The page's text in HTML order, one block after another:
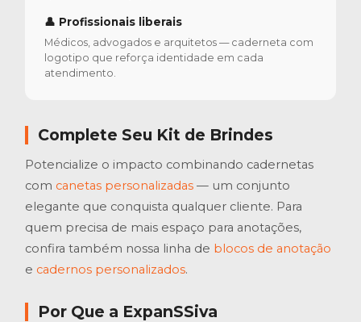
👤 Profissionais liberais
Médicos, advogados e arquitetos — caderneta com
logotipo que reforça identidade em cada
atendimento.
Complete Seu Kit de Brindes
Potencialize o impacto combinando cadernetas
com canetas personalizadas — um conjunto
elegante que conquista qualquer cliente. Para
quem precisa de mais espaço para anotações,
confira também nossa linha de blocos de anotação
e cadernos personalizados.
Por Que a ExpanSSiva